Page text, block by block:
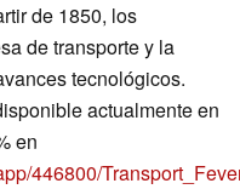
de 1850, los
de transporte y la
tecnológicos.
actualmente en
en
446800/